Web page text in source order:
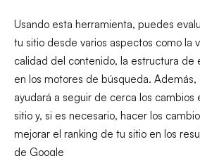
Usando esta herramienta, puedes
tu sitio desde varios aspectos como la
calidad del contenido, la estructura de
en los motores de búsqueda. Además,
ayudará a seguir de cerca los cambios
sitio y, si es necesario, hacer los
mejorar el ranking de tu sitio en los
de Google